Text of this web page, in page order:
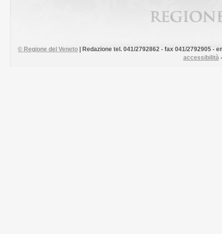
© Regione del Veneto
| Redazione tel. 041/2792862 - fax 041/2792905 -
accessibilità